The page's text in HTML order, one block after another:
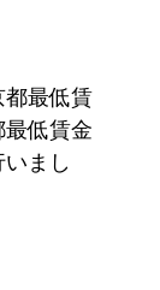
都最低賃
低賃金
まし